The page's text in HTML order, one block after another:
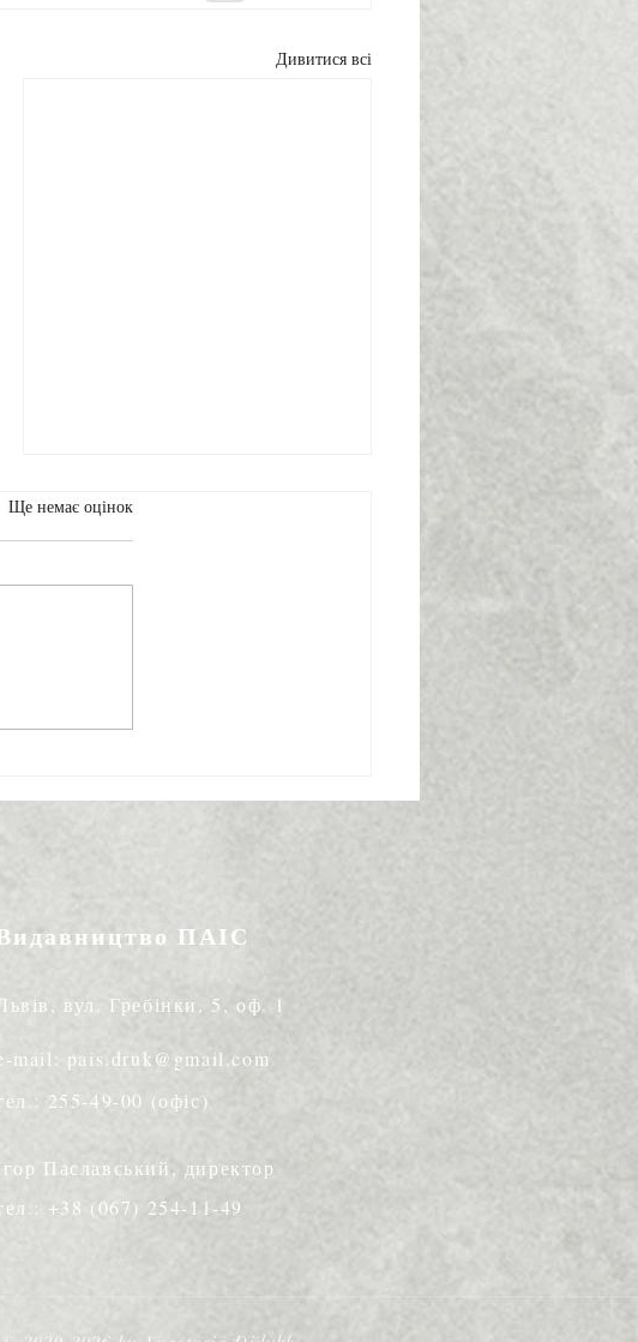
Дивитися всі
Ще немає оцінок
ПАІС
вул. Гребінки, 5, оф. 1
mail: pais.druk@gmail.com
255-49-00 (офіс)
Паславський, директор
+38 (067) 254-11-49